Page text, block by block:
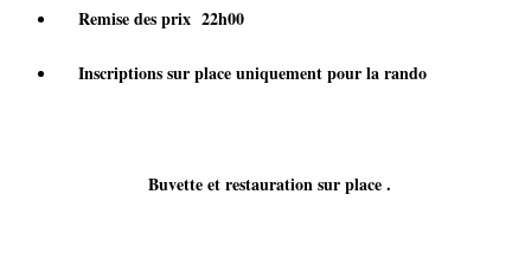
Remise des prix 22h00
Inscriptions sur place uniquement pour la rando
Buvette et restauration sur place .